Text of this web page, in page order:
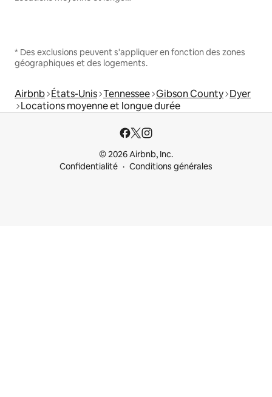
* Des exclusions peuvent s'appliquer en fonction des zones
géographiques et des logements.
Airbnb États-Unis Tennessee Gibson County Dyer
Locations moyenne et longue durée
© 2026 Airbnb, Inc.
Confidentialité
Conditions générales